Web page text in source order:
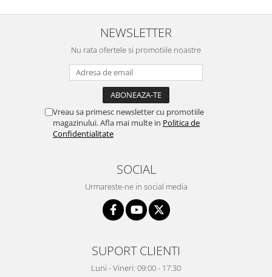
NEWSLETTER
Nu rata ofertele si promotiile noastre
Vreau sa primesc newsletter cu promotiile
magazinului. Afla mai multe in Politica de
Confidentialitate
SOCIAL
Urmareste-ne in social media
SUPORT CLIENTI
Luni - Vineri: 09:00 - 17:30